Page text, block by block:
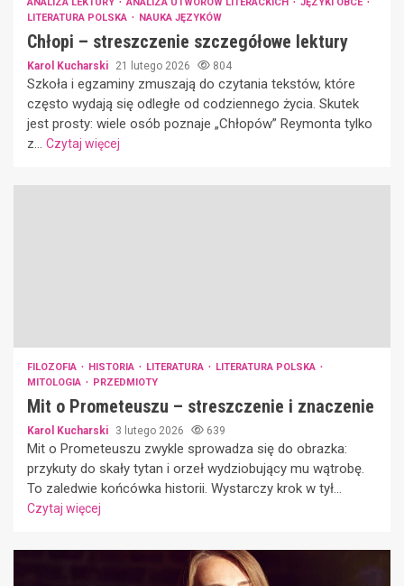
LITERATURA POLSKA
NAUKA JĘZYKÓW
Chłopi – streszczenie szczegółowe lektury
Karol Kucharski 21 lutego 2026 804
Szkoła i egzaminy zmuszają do czytania tekstów, które
często wydają się odległe od codziennego życia. Skutek
jest prosty: wiele osób poznaje „Chłopów” Reymonta tylko
z... Czytaj więcej
FILOZOFIA HISTORIA LITERATURA
LITERATURA POLSKA
MITOLOGIA
PRZEDMIOTY
Mit o Prometeuszu – streszczenie i znaczenie
Karol Kucharski 3 lutego 2026 639
Mit o Prometeuszu zwykle sprowadza się do obrazka:
przykuty do skały tytan i orzeł wydziobujący mu wątrobę.
To zaledwie końcówka historii. Wystarczy krok w tył...
Czytaj więcej